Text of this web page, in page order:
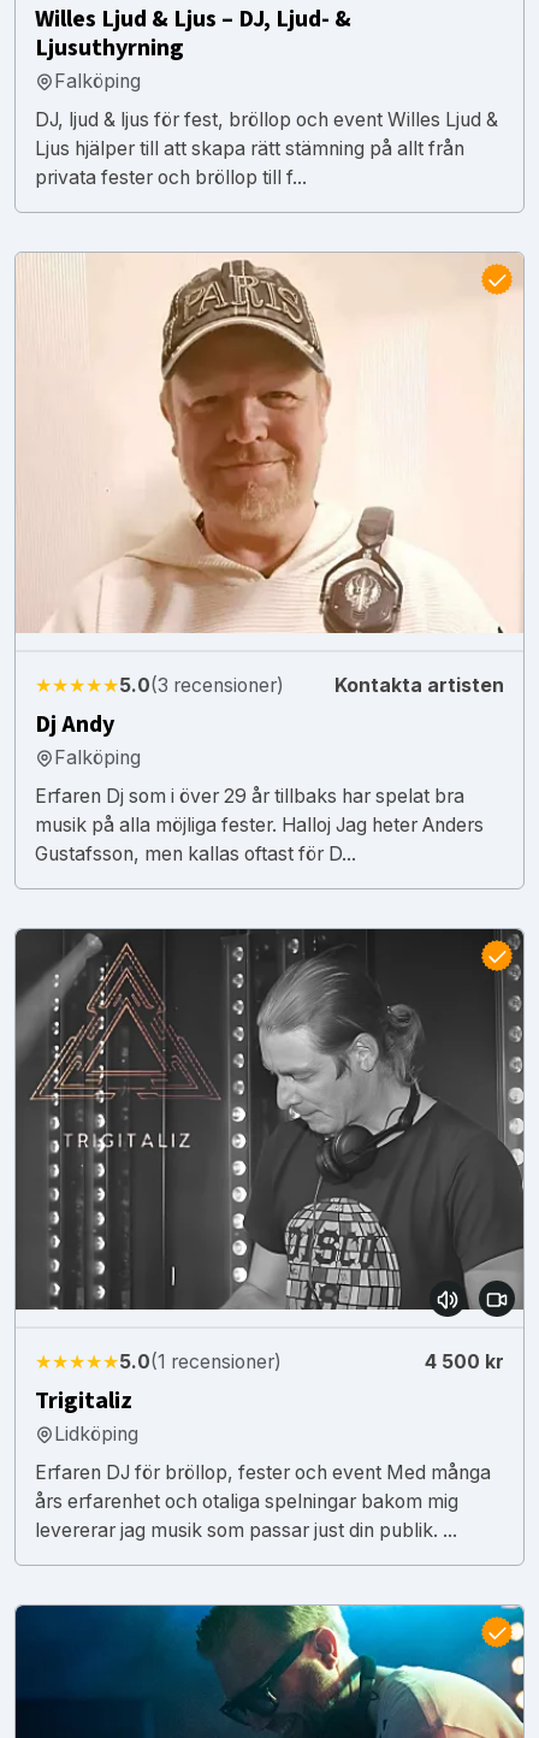
Willes Ljud & Ljus – DJ, Ljud- &
Ljusuthyrning
Falköping
DJ, ljud & ljus för fest, bröllop och event Willes Ljud &
Ljus hjälper till att skapa rätt stämning på allt från
privata fester och bröllop till f...
★★★★★5.0(3 recensioner) Kontakta artisten
Dj Andy
Falköping
Erfaren Dj som i över 29 år tillbaks har spelat bra
musik på alla möjliga fester. Halloj Jag heter Anders
Gustafsson, men kallas oftast för D...
★★★★★5.0(1 recensioner) 4 500 kr
Trigitaliz
Lidköping
Erfaren DJ för bröllop, fester och event Med många
års erfarenhet och otaliga spelningar bakom mig
levererar jag musik som passar just din publik. ...